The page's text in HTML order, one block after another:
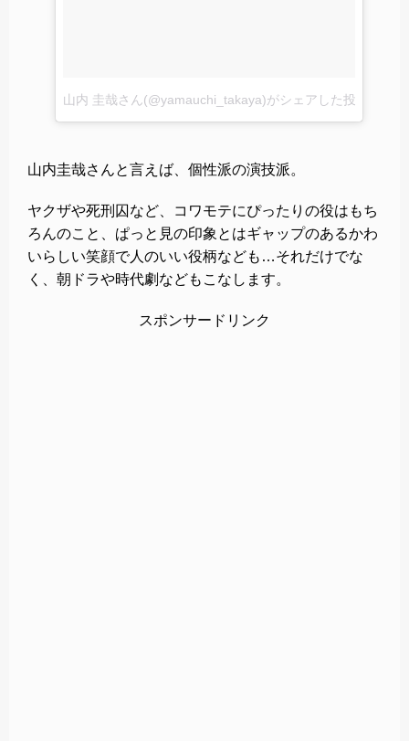
山内 圭哉さん(@yamauchi_takaya)がシェアした投稿
山内圭哉さんと言えば、個性派の演技派。
ヤクザや死刑囚など、コワモテにぴったりの役はもち
ろんのこと、ぱっと見の印象とはギャップのあるかわ
いらしい笑顔で人のいい役柄なども…それだけでな
く、朝ドラや時代劇などもこなします。
スポンサードリンク